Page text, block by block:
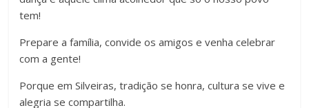
tem!
Prepare a família, convide os amigos e venha celebrar
com a gente!
Porque em Silveiras, tradição se honra, cultura se vive e
alegria se compartilha.